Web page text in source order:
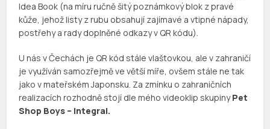
Idea Book (na míru ručně šitý poznámkový blok z pravé
kůže, jehož listy z rubu obsahují zajímavé a vtipné nápady,
postřehy a rady doplněné odkazy v QR kódu).
U nás v Čechách je QR kód stále vlaštovkou, ale v zahraničí
je využíván samozřejmě ve větší míře, ovšem stále ne tak
jako v mateřském Japonsku. Za zmínku o zahraničních
realizacích rozhodně stojí dle mého videoklip skupinyPet
Shop Boys – Integral.